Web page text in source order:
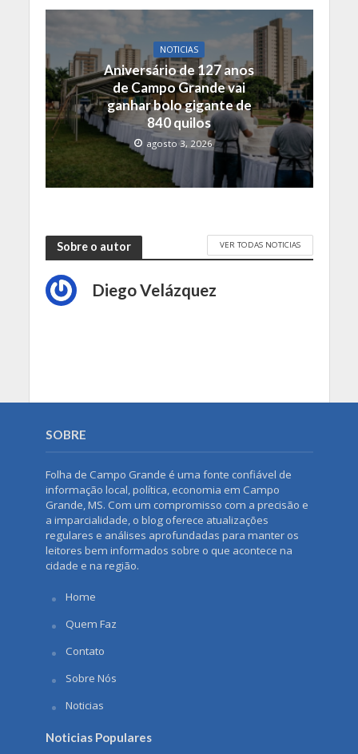
NOTICIAS
Aniversário de 127 anos
de Campo Grande vai
ganhar bolo gigante de
840 quilos
agosto 3, 2026
Sobre o autor VER TODAS NOTICIAS
Diego Velázquez
SOBRE
Folha de Campo Grande é uma fonte confiável de
informação local, política, economia em Campo
Grande, MS. Com um compromisso com a precisão e
a imparcialidade, o blog oferece atualizações
regulares e análises aprofundadas para manter os
leitores bem informados sobre o que acontece na
cidade e na região.
Home
Quem Faz
Contato
Sobre Nós
Noticias
Noticias Populares